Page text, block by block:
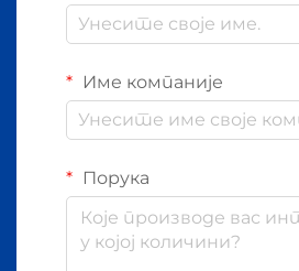
Име компаније
Порука